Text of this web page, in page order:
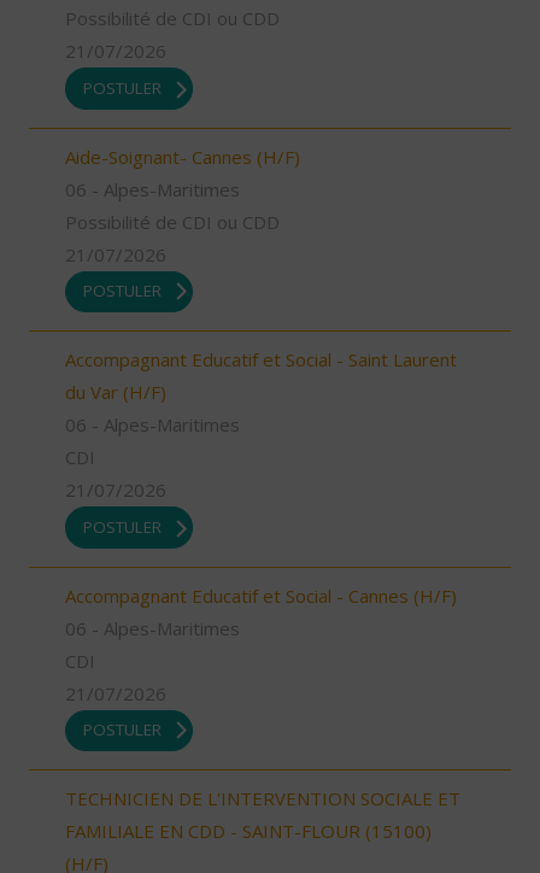
Possibilité de CDI ou CDD
21/07/2026
POSTULER
Aide-Soignant- Cannes (H/F)
06 - Alpes-Maritimes
Possibilité de CDI ou CDD
21/07/2026
POSTULER
Accompagnant Educatif et Social - Saint Laurent
du Var (H/F)
06 - Alpes-Maritimes
CDI
21/07/2026
POSTULER
Accompagnant Educatif et Social - Cannes (H/F)
06 - Alpes-Maritimes
CDI
21/07/2026
POSTULER
TECHNICIEN DE L'INTERVENTION SOCIALE ET
FAMILIALE EN CDD - SAINT-FLOUR (15100)
(H/F)